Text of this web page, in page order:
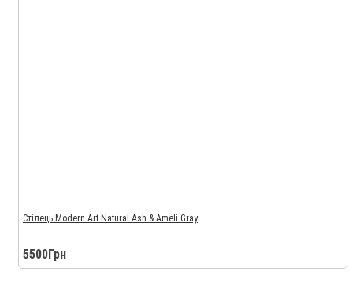
Стілець Modern Art Natural Ash & Ameli Gray
5500Грн